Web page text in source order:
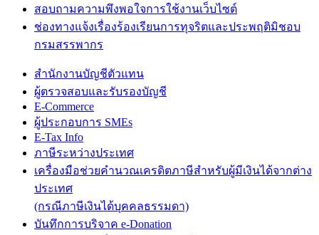
สอบถามความพึงพอใจการใช้งานเว็บไซต์
ช่องทางแจ้งเรื่องร้องเรียนการทุจริตและประพฤติมิชอบ
กรมสรรพากร
สำนักงานบัญชีตัวแทน
ผู้ตรวจสอบและรับรองบัญชี
E-Commerce
ผู้ประกอบการ SMEs
E-Tax Info
ภาษีระหว่างประเทศ
เครื่องมือช่วยคำนวณเครดิตภาษีสำหรับผู้มีเงินได้จากต่าง
ประเทศ
(กรณีภาษีเงินได้บุคคลธรรมดา)
บันทึกการบริจาค e-Donation